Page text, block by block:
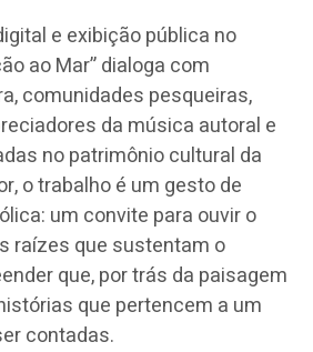
e exibição pública no
ao Mar” dialoga com
comunidades pesqueiras,
da música autoral e
no patrimônio cultural da
o trabalho é um gesto de
um convite para ouvir o
raízes que sustentam o
que, por trás da paisagem
que pertencem a um
contadas.